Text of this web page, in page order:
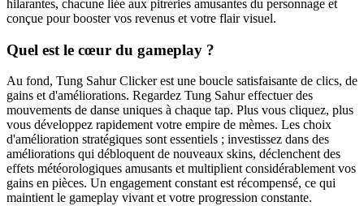
hilarantes, chacune liée aux pitreries amusantes du personnage et
conçue pour booster vos revenus et votre flair visuel.
Quel est le cœur du gameplay ?
Au fond, Tung Sahur Clicker est une boucle satisfaisante de clics, de
gains et d'améliorations. Regardez Tung Sahur effectuer des
mouvements de danse uniques à chaque tap. Plus vous cliquez, plus
vous développez rapidement votre empire de mèmes. Les choix
d'amélioration stratégiques sont essentiels ; investissez dans des
améliorations qui débloquent de nouveaux skins, déclenchent des
effets météorologiques amusants et multiplient considérablement vos
gains en pièces. Un engagement constant est récompensé, ce qui
maintient le gameplay vivant et votre progression constante.